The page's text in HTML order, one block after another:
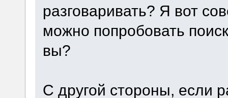
разговаривать? Я вот
можно попробовать
вы?
С другой стороны, если